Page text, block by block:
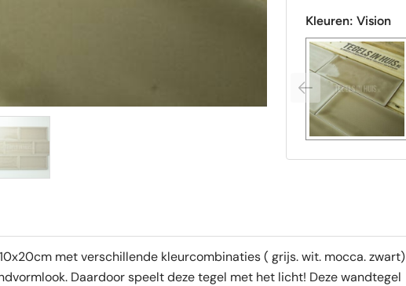
Kleuren: Vision
met verschillende kleurcombinaties ( grijs. wit. mocca. zwart)
Daardoor speelt deze tegel met het licht! Deze wandtegel